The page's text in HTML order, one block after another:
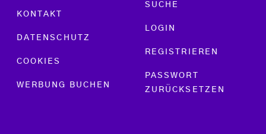
KONTAKT
DATENSCHUTZ
COOKIES
WERBUNG BUCHEN
SUCHE
LOGIN
REGISTRIEREN
PASSWORT
ZURÜCKSETZEN